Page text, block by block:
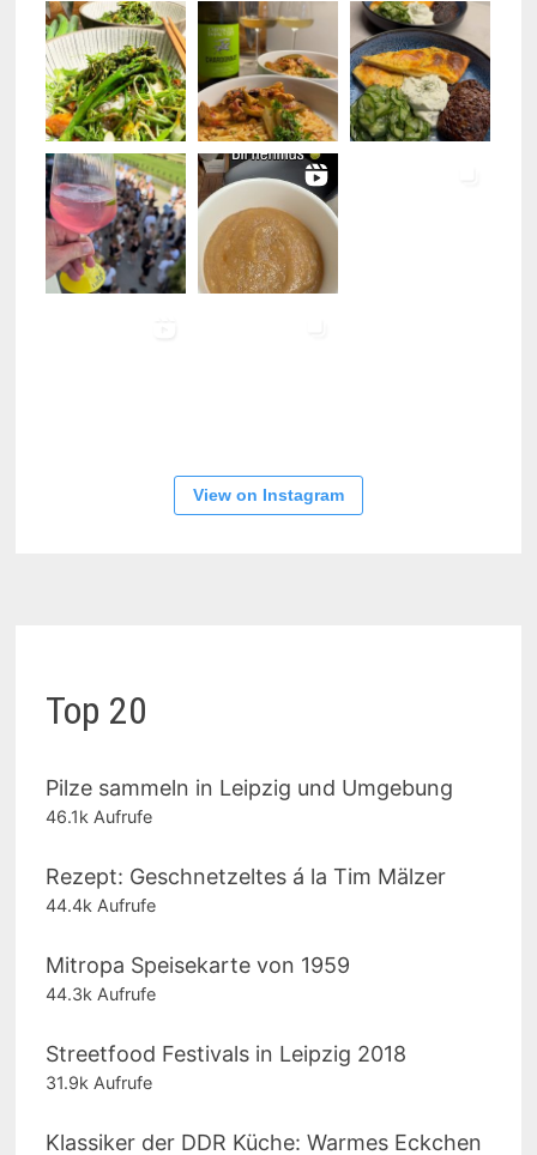
View on Instagram
Top 20
Pilze sammeln in Leipzig und Umgebung
46.1k Aufrufe
Rezept: Geschnetzeltes á la Tim Mälzer
44.4k Aufrufe
Mitropa Speisekarte von 1959
44.3k Aufrufe
Streetfood Festivals in Leipzig 2018
31.9k Aufrufe
Klassiker der DDR Küche: Warmes Eckchen